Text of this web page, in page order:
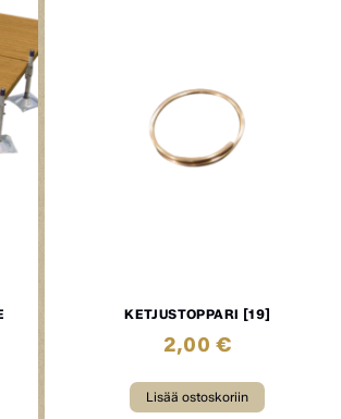
KETJUSTOPPARI [19]
2,00 €
Lisää ostoskoriin